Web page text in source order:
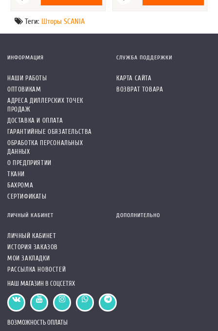
Теги: Шторы SCANIA
ИНФОРМАЦИЯ
НАШИ РАБОТЫ
ОПТОВИКАМ
АДРЕСА ДИЛЛЕРСКИХ ТОЧЕК
ПРОДАЖ
ДОСТАВКА И ОПЛАТА
ГАРАНТИЙНЫЕ ОБЯЗАТЕЛЬСТВА
ОБРАБОТКА ПЕРСОНАЛЬНЫХ
ДАННЫХ
О ПРЕДПРИЯТИИ
ТКАНИ
БАХРОМА
СЕРТИФИКАТЫ
СЛУЖБА ПОДДЕРЖКИ
КАРТА САЙТА
ВОЗВРАТ ТОВАРА
ЛИЧНЫЙ КАБИНЕТ
ЛИЧНЫЙ КАБИНЕТ
ИСТОРИЯ ЗАКАЗОВ
МОИ ЗАКЛАДКИ
РАССЫЛКА НОВОСТЕЙ
ДОПОЛНИТЕЛЬНО
НАШ МАГАЗИН В СОЦСЕТЯХ
ВОЗМОЖНОСТЬ ОПЛАТЫ